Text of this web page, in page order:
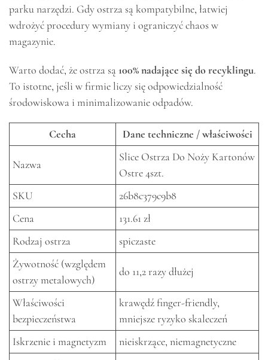
parku narzędzi. Gdy ostrza są kompatybilne, łatwiej
wdrożyć procedury wymiany i ograniczyć chaos w
magazynie.
Warto dodać, że ostrza są 100% nadające się do recyklingu.
To istotne, jeśli w firmie liczy się odpowiedzialność
środowiskowa i minimalizowanie odpadów.
Cecha Dane techniczne / właściwości
Nazwa
Slice Ostrza Do Noży Kartonów
Ostre 4szt.
SKU
26b8c379c9b8
Cena
131.61 zł
Rodzaj ostrza
spiczaste
Żywotność (względem
ostrzy metalowych)
do 11,2 razy dłużej
Właściwości
bezpieczeństwa
krawędź finger-friendly,
mniejsze ryzyko skaleczeń
Iskrzenie i magnetyzm
nieiskrzące, niemagnetyczne